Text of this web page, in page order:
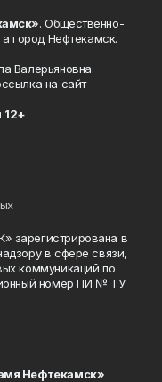
. Общественно-
город Нефтекамск.
Валерьяновна.
на сайт
12+
зарегистрирована в
в сфере связи,
коммуникаций по
номер ПИ № ТУ
Нефтекамск»